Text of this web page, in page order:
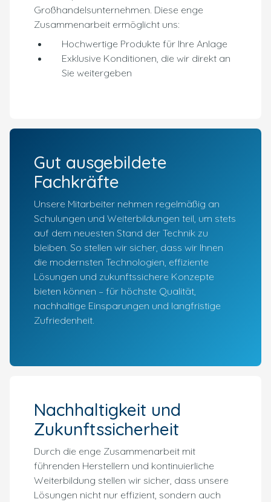
Großhandelsunternehmen. Diese enge
Zusammenarbeit ermöglicht uns:
Hochwertige Produkte für Ihre Anlage
Exklusive Konditionen, die wir direkt an
Sie weitergeben
Gut ausgebildete
Fachkräfte
Unsere Mitarbeiter nehmen regelmäßig an
Schulungen und Weiterbildungen teil, um stets
auf dem neuesten Stand der Technik zu
bleiben. So stellen wir sicher, dass wir Ihnen
die modernsten Technologien, effiziente
Lösungen und zukunftssichere Konzepte
bieten können – für höchste Qualität,
nachhaltige Einsparungen und langfristige
Zufriedenheit.
Nachhaltigkeit und
Zukunftssicherheit
Durch die enge Zusammenarbeit mit
führenden Herstellern und kontinuierliche
Weiterbildung stellen wir sicher, dass unsere
Lösungen nicht nur effizient, sondern auch